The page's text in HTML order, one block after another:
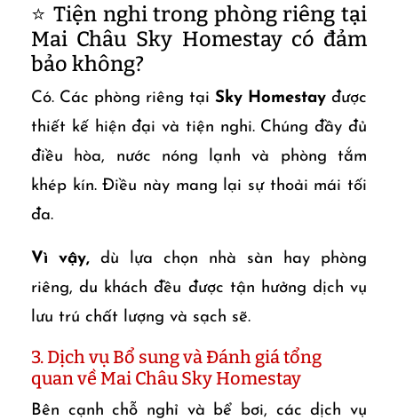
⭐ Tiện nghi trong phòng riêng tại
Mai Châu Sky Homestay có đảm
bảo không?
Có. Các phòng riêng tại Sky Homestay được
thiết kế hiện đại và tiện nghi. Chúng đầy đủ
điều hòa, nước nóng lạnh và phòng tắm
khép kín. Điều này mang lại sự thoải mái tối
đa.
Vì vậy, dù lựa chọn nhà sàn hay phòng
riêng, du khách đều được tận hưởng dịch vụ
lưu trú chất lượng và sạch sẽ.
3. Dịch vụ Bổ sung và Đánh giá tổng
quan về Mai Châu Sky Homestay
Bên cạnh chỗ nghỉ và bể bơi, các dịch vụ